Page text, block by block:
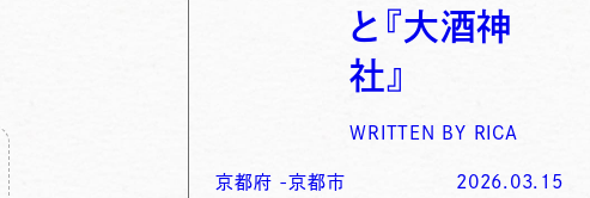
と『大酒神
社』
WRITTEN BY RICA
京都府 -京都市 2026.03.15